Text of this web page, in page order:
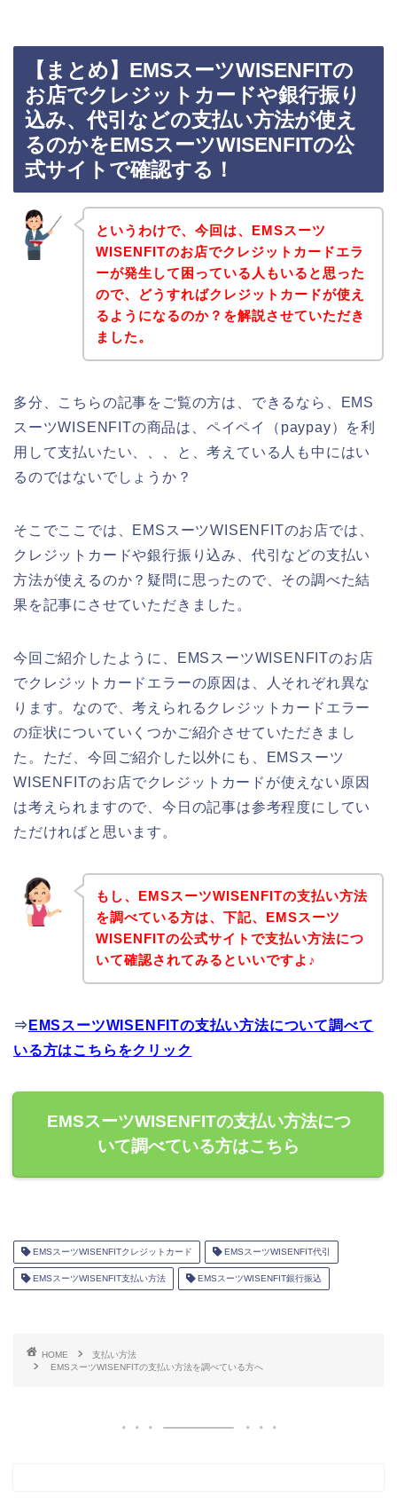
【まとめ】EMSスーツWISENFITの
お店でクレジットカードや銀行振り
込み、代引などの支払い方法が使え
るのかをEMSスーツWISENFITの公
式サイトで確認する！
というわけで、今回は、EMSスーツ
WISENFITのお店でクレジットカードエラ
ーが発生して困っている人もいると思った
ので、どうすればクレジットカードが使え
るようになるのか？を解説させていただき
ました。
多分、こちらの記事をご覧の方は、できるなら、EMS
スーツWISENFITの商品は、ペイペイ（paypay）を利
用して支払いたい、、、と、考えている人も中にはい
るのではないでしょうか？
そこでここでは、EMSスーツWISENFITのお店では、
クレジットカードや銀行振り込み、代引などの支払い
方法が使えるのか？疑問に思ったので、その調べた結
果を記事にさせていただきました。
今回ご紹介したように、EMSスーツWISENFITのお店
でクレジットカードエラーの原因は、人それぞれ異な
ります。なので、考えられるクレジットカードエラー
の症状についていくつかご紹介させていただきまし
た。ただ、今回ご紹介した以外にも、EMSスーツ
WISENFITのお店でクレジットカードが使えない原因
は考えられますので、今日の記事は参考程度にしてい
ただければと思います。
もし、EMSスーツWISENFITの支払い方法
を調べている方は、下記、EMSスーツ
WISENFITの公式サイトで支払い方法につ
いて確認されてみるといいですよ♪
⇒ EMSスーツWISENFITの支払い方法について調べて
いる方はこちらをクリック
EMSスーツWISENFITの支払い方法につ
いて調べている方はこちら
EMSスーツWISENFITクレジットカード EMSスーツWISENFIT代引
EMSスーツWISENFIT支払い方法 EMSスーツWISENFIT銀行振込
HOME
支払い方法
EMSスーツWISENFITの支払い方法を調べている方へ